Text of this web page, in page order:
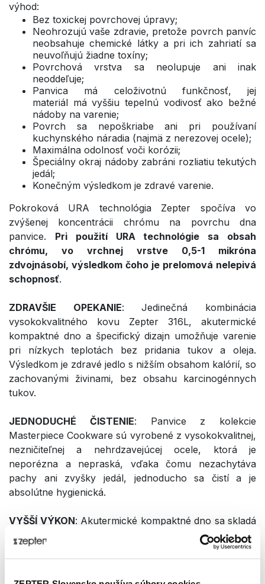
výhod:
Bez toxickej povrchovej úpravy;
Neohrozujú vaše zdravie, pretože povrch panvíc
neobsahuje chemické látky a pri ich zahriatí sa
neuvoľňujú žiadne toxíny;
Povrchová vrstva sa neolupuje ani inak
neoddeľuje;
Panvica má celoživotnú funkčnosť, jej
materiál má vyššiu tepelnú vodivosť ako bežné
nádoby na varenie;
Povrch sa nepoškriabe ani pri používaní
kuchynského náradia (najmä z nerezovej ocele);
Maximálna odolnosť voči korózii;
Špeciálny okraj nádoby zabráni rozliatiu tekutých
jedál;
Konečným výsledkom je zdravé varenie.
Pokroková URA technológia Zepter spočíva vo
zvýšenej koncentrácii chrómu na povrchu dna
panvice. Pri použití URA technológie sa obsah
chrómu, vo vrchnej vrstve 0,5-1 mikróna
zdvojnásobí, výsledkom čoho je prelomová nelepivá
schopnosť.
ZDRAVŠIE OPEKANIE: Jedinečná kombinácia
vysokokvalitného kovu Zepter 316L, akutermické
kompaktné dno a špecifický dizajn umožňuje varenie
pri nízkych teplotách bez pridania tukov a oleja.
Výsledkom je zdravé jedlo s nižším obsahom kalórií, so
zachovanými živinami, bez obsahu karcinogénnych
tukov.
JEDNODUCHÉ ČISTENIE: Panvice z kolekcie
Masterpiece Cookware sú vyrobené z vysokokvalitnej,
nezničiteľnej a nehrdzavejúcej ocele, ktorá je
neporézna a nepraská, vďaka čomu nezachytáva
pachy ani zvyšky jedál, jednoducho sa čistí a je
absolútne hygienická.
VYŠŠÍ VÝKON: Akutermické kompaktné dno sa skladá
z 3 vrstiev rôznych kovov, zadržiava nahromadené
teplo aj po znížení prívodu tepla či jeho absolútnom
Táto jedinečná vlastnosť pomáha znížiť spotrebu